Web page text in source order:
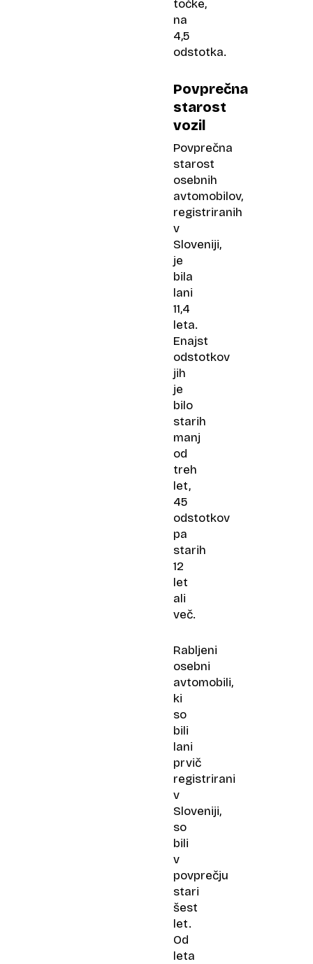
točke,
na
4,5
odstotka.
Povprečna
starost
vozil
Povprečna
starost
osebnih
avtomobilov,
registriranih
v
Sloveniji,
je
bila
lani
11,4
leta.
Enajst
odstotkov
jih
je
bilo
starih
manj
od
treh
let,
45
odstotkov
pa
starih
12
let
ali
več.
Rabljeni
osebni
avtomobili,
ki
so
bili
lani
prvič
registrirani
v
Sloveniji,
so
bili
v
povprečju
stari
šest
let.
Od
leta